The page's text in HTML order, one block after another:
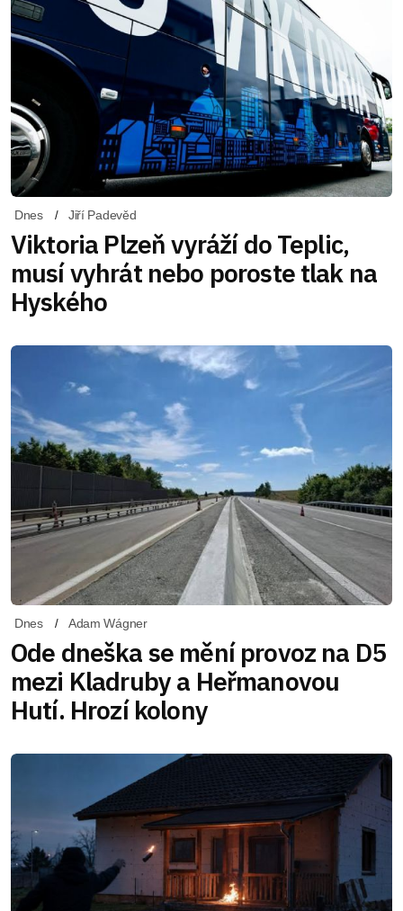
Dnes Jiří Padevěd
Viktoria Plzeň vyráží do Teplic,
musí vyhrát nebo poroste tlak na
Hyského
Dnes Adam Wágner
Ode dneška se mění provoz na D5
mezi Kladruby a Heřmanovou
Hutí. Hrozí kolony